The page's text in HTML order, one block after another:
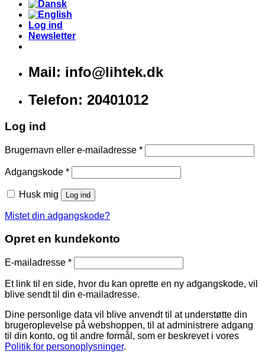
Log ind
Newsletter
Mail: info@lihtek.dk
Telefon: 20401012
Log ind
Brugernavn eller e-mailadresse *
Adgangskode *
Husk mig Log ind
Mistet din adgangskode?
Opret en kundekonto
E-mailadresse *
Et link til en side, hvor du kan oprette en ny adgangskode, vil
blive sendt til din e-mailadresse.
Dine personlige data vil blive anvendt til at understøtte din
brugeroplevelse på webshoppen, til at administrere adgang
til din konto, og til andre formål, som er beskrevet i vores
Politik for personoplysninger.